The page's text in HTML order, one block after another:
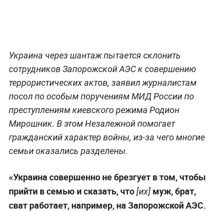
Украина через шантаж пытается склонить
сотрудников Запорожской АЭС к совершению
террористических актов, заявил журналистам
посол по особым поручениям МИД России по
преступлениям киевского режима Родион
Мирошник. В этом Незалежной помогает
гражданский характер войны, из-за чего многие
семьи оказались разделены.
«Украина совершенно не брезгует в том, чтобы
прийти в семью и сказать, что[их]муж, брат,
сват работает, например, на Запорожской АЭС.